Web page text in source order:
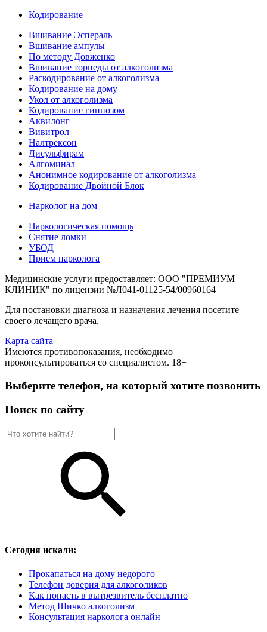
Кодирование
Вшивание Эспераль
Вшивание ампулы
По методу Довженко
Вшивание торпеды от алкоголизма
Раскодирование от алкоголизма
Кодирование на дому
Укол от алкоголизма
Кодирование гипнозом
Аквилонг
Вивитрол
Налтрексон
Дисульфирам
Алгоминал
Анонимное кодирование от алкоголизма
Кодирование Двойной Блок
Нарколог на дом
Наркологическая помощь
Снятие ломки
УБОД
Прием нарколога
Медицинские услуги предоставляет: ООО "ПРЕМИУМ
КЛИНИК" по лицензии №Л041-01125-54/00960164
Для постановки диагноза и назначения лечения посетите
своего лечащего врача.
Карта сайта
Имеются противопоказания, необходимо
проконсультироваться со специалистом. 18+
Выберите телефон, на который хотите позвонить
Поиск по сайту
Сегодня искали:
Прокапаться на дому недорого
Телефон доверия для алкоголиков
Как попасть в вытрезвитель бесплатно
Метод Шичко алкоголизм
Консультация нарколога онлайн